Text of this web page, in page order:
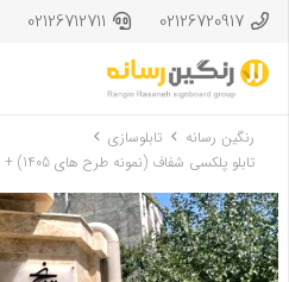
02126720917
02126712711
رنگین رسانه
تابلوسازی
تابلو پلکسی شفاف (نمونه طرح های 1405) + مشاوره خرید